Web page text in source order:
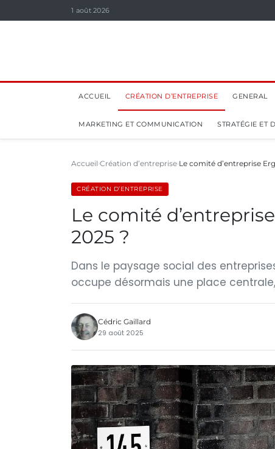
1 août 2026
ACCUEIL CRÉATION D’ENTREPRISE GENERAL
MARKETING ET COMMUNICATION STRATÉGIE ET
Accueil Création d’entreprise Le comité d’entreprise
CRÉATION D’ENTREPRISE
Le comité
2025 ?
Dans le paysage social des
occupe désormais une place
Cédric Gaillard
29 août 2025